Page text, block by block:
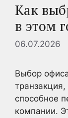
Как
в этом
06.07.2026
Выбор
способное
компании.